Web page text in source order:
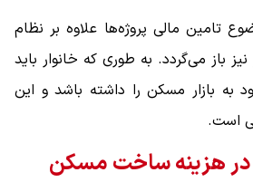
تامین مالی پروژه‌ها علاوه بر نظام
نیز باز می‌گردد. به طوری که خانوار باید
به بازار مسکن را داشته باشد و این
است.
در هزینه ساخت مسکن